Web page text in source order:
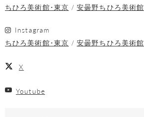
ちひろ美術館･東京
安曇野ちひろ美術館
Instagram
ちひろ美術館･東京
安曇野ちひろ美術館
X
Youtube